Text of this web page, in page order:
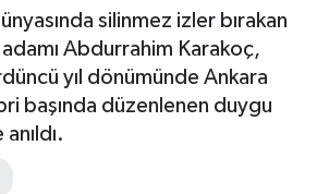
silinmez izler bırakan
Abdurrahim Karakoç,
yıl dönümünde Ankara
başında düzenlenen duygu